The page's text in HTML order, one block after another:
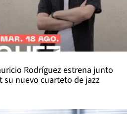
Rodríguez estrena junto
su nuevo cuarteto de jazz